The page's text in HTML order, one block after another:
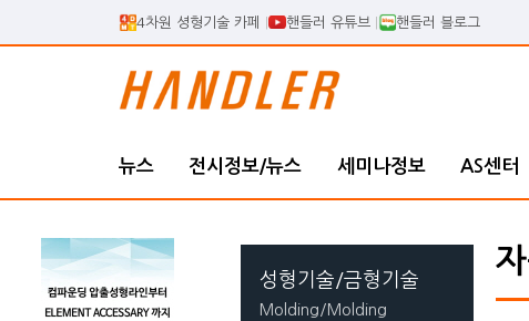
4차원 셩형기술 카페 핸들러 유튜브 핸들러 블로그
뉴스 전시정보/뉴스 세미나정보 AS센터
성형기술/금형기술
Molding/Molding